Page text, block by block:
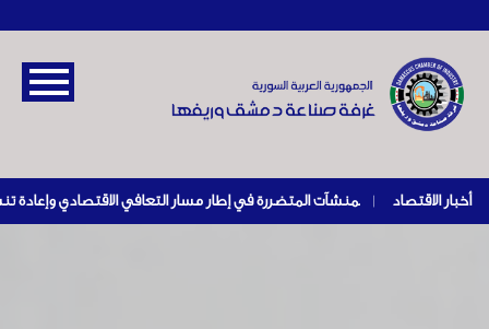
أخبار الاقتصاد |